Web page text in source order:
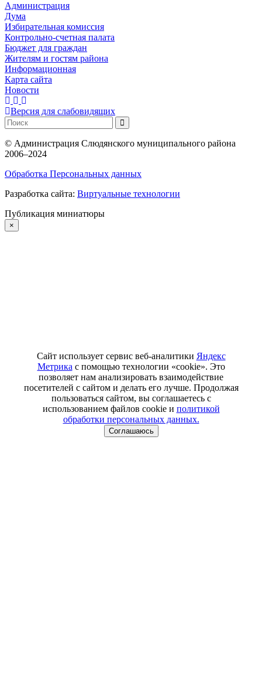
Администрация
Дума
Избирательная комиссия
Контрольно-счетная палата
Бюджет для граждан
Жителям и гостям района
Информационная
Карта сайта
Новости
Версия для слабовидящих
© Администрация Слюдянского муниципального района
2006–2024
Обработка Персональных данных
Разработка сайта: Виртуальные технологии
Публикация миниатюры
×
Сайт использует сервис веб-аналитики Яндекс
Метрика с помощью технологии «cookie». Это
позволяет нам анализировать взаимодействие
посетителей с сайтом и делать его лучше. Продолжая
пользоваться сайтом, вы соглашаетесь с
использованием файлов cookie и политикой
обработки персональных данных.
Соглашаюсь